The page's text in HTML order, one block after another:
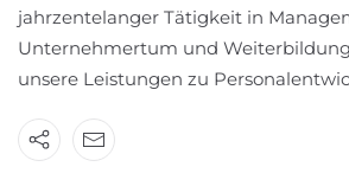
jahrzentelanger Tätigkeit in
Unternehmertum und
unsere Leistungen zu